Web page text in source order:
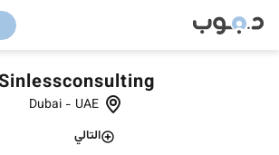
Dubai - UAE
التالي